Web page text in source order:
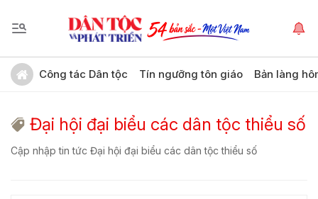
Công tác Dân tộc Tín ngưỡng tôn giáo Bản làng
Đại hội đại biểu các dân tộc thiểu số
Cập nhập tin tức Đại hội đại biểu các dân tộc thiểu số